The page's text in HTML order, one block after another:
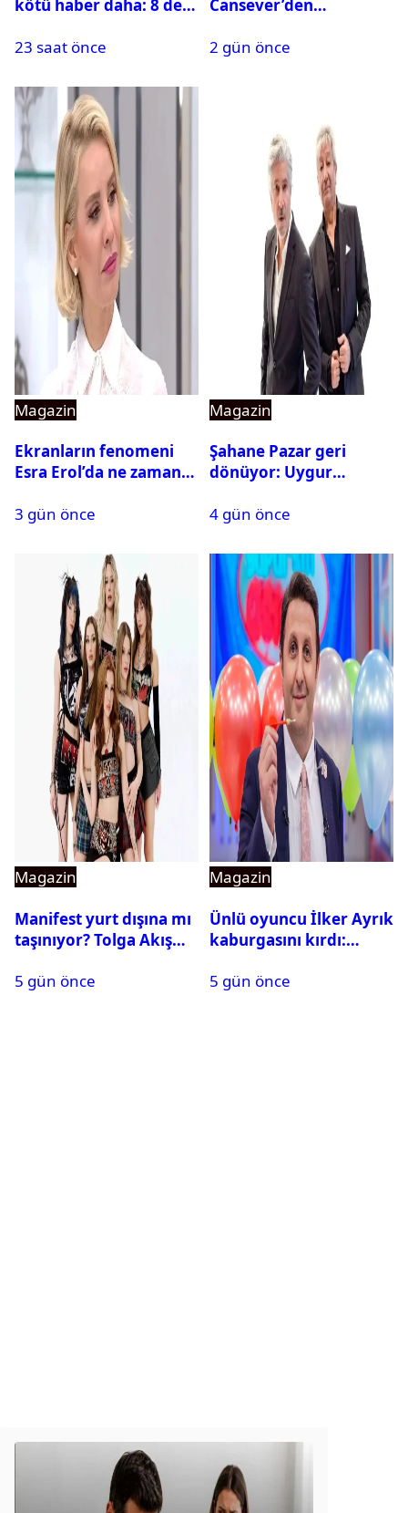
kötü haber daha: 8 defa
23 saat önce
Cansever’den
2 gün önce
Magazin
Ekranların fenomeni
Esra Erol’da ne zaman
3 gün önce
Magazin
Şahane Pazar geri
dönüyor: Uygur
açıklama geldi
4 gün önce
Magazin
Manifest yurt dışına mı
taşınıyor? Tolga Akış
5 gün önce
Magazin
Ünlü oyuncu İlker Ayrık
kaburgasını kırdı:
5 gün önce